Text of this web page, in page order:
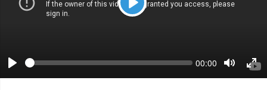
Play
Seek Current
00:00
Toggle